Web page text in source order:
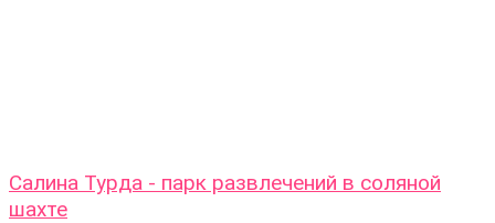
Салина Турда - парк развлечений в соляной
шахте